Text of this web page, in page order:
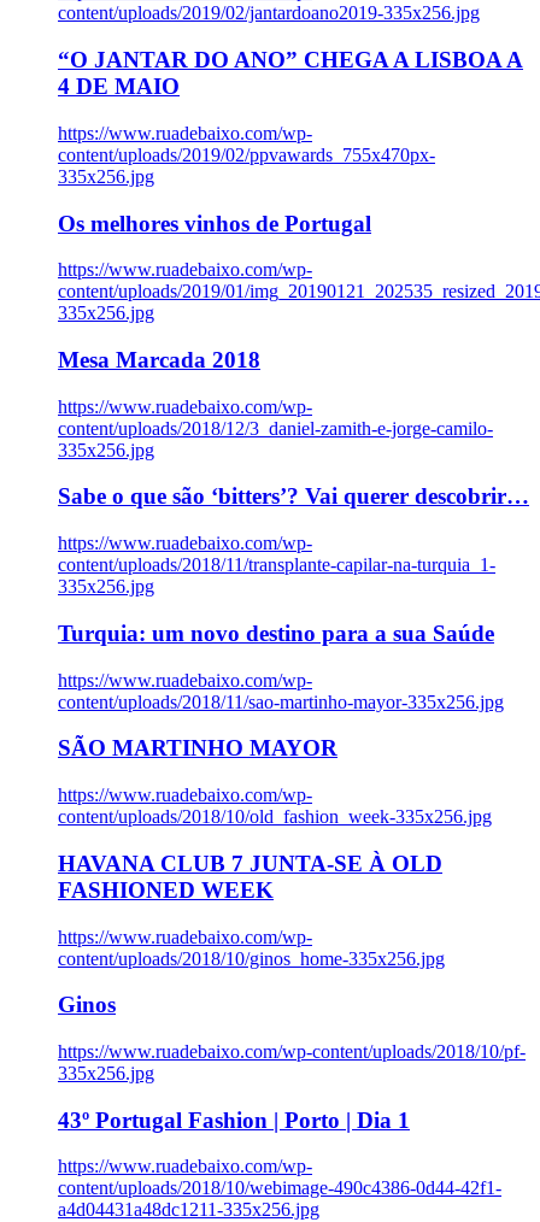
content/uploads/2019/02/jantardoano2019-335x256.jpg
“O JANTAR DO ANO” CHEGA A LISBOA A
4 DE MAIO
https://www.ruadebaixo.com/wp-
content/uploads/2019/02/ppvawards_755x470px-
335x256.jpg
Os melhores vinhos de Portugal
https://www.ruadebaixo.com/wp-
content/uploads/2019/01/
335x256.jpg
Mesa Marcada 2018
https://www.ruadebaixo.com/wp-
content/uploads/2018/12/3_daniel-zamith-e-jorge-camilo-
335x256.jpg
Sabe o que são ‘bitters’? Vai querer descobrir…
https://www.ruadebaixo.com/wp-
content/uploads/2018/11/transplante-capilar-na-turquia_1-
335x256.jpg
Turquia: um novo destino para a sua Saúde
https://www.ruadebaixo.com/wp-
content/uploads/2018/11/sao-martinho-mayor-335x256.jpg
SÃO MARTINHO MAYOR
https://www.ruadebaixo.com/wp-
content/uploads/2018/10/old_fashion_week-335x256.jpg
HAVANA CLUB 7 JUNTA-SE À OLD
FASHIONED WEEK
https://www.ruadebaixo.com/wp-
content/uploads/2018/10/ginos_home-335x256.jpg
Ginos
https://www.ruadebaixo.com/wp-content/uploads/2018/10/pf-
335x256.jpg
43º Portugal Fashion | Porto | Dia 1
https://www.ruadebaixo.com/wp-
content/uploads/2018/10/webimage-490c4386-0d44-42f1-
a4d04431a48dc1211-335x256.jpg